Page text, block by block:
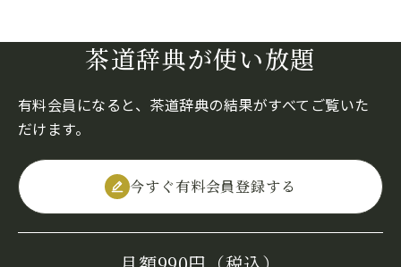
茶道辞典が使い放題
有料会員になると、茶道辞典の結果がすべてご覧いた
だけます。
今すぐ有料会員登録する